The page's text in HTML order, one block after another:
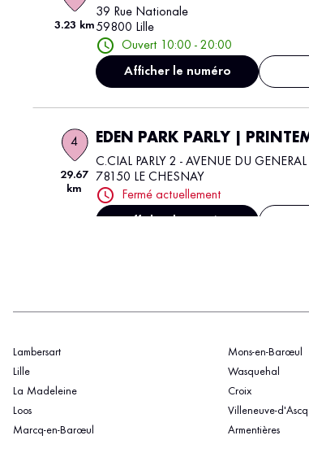
3.23 km
39 Rue Nationale
59800 Lille
Ouvert 10:00 - 20:00
Afficher le numéro
4
29.67
km
EDEN PARK PARLY |
C.CIAL PARLY 2 - AVENUE DU
78150 LE CHESNAY
Fermé actuellement
Afficher le numéro
CENTRE COMMERCIAL ENGLOS
Ouvert 09:30 - 20:30
Afficher le numéro
Lambersart
Lille
La Madeleine
Loos
Marcq-en-Barœul
Mons-en-Barœul
Wasquehal
Croix
Villeneuve-d'Ascq
Armentières